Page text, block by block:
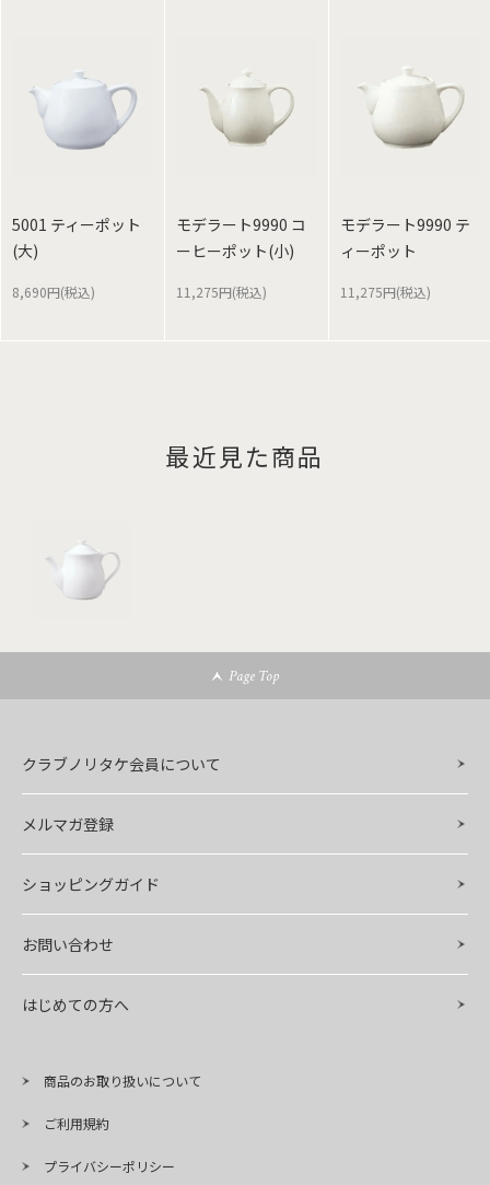
5001 ティーポット
(大)
8,690円(税込)
モデラート9990 コ
ーヒーポット(小)
11,275円(税込)
モデラート9990 テ
ィーポット
11,275円(税込)
最近見た商品
Page Top
クラブノリタケ会員について
メルマガ登録
ショッピングガイド
お問い合わせ
はじめての方へ
商品のお取り扱いについて
ご利用規約
プライバシーポリシー